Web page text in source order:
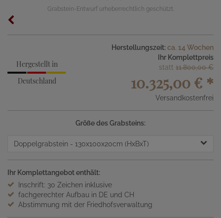
Grabstein-Entwurf urheberrechtlich geschützt.
Hergestellt in
Deutschland
Herstellungszeit: ca. 14 Wochen
Ihr Komplettpreis
statt 11.800,00 €
10.325,00 € *
Versandkostenfrei
Größe des Grabsteins:
Doppelgrabstein - 130x100x20cm (HxBxT)
Ihr Komplettangebot enthält:
Inschrift: 30 Zeichen inklusive
fachgerechter Aufbau in DE und CH
Abstimmung mit der Friedhofsverwaltung